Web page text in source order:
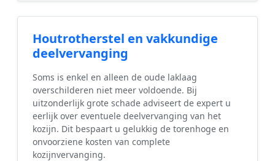
Houtrotherstel en vakkundige
deelvervanging
Soms is enkel en alleen de oude laklaag
overschilderen niet meer voldoende. Bij
uitzonderlijk grote schade adviseert de expert u
eerlijk over eventuele deelvervanging van het
kozijn. Dit bespaart u gelukkig de torenhoge en
onvoorziene kosten van complete
kozijnvervanging.